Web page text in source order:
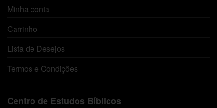
Minha conta
Carrinho
Lista de Desejos
Termos e Condições
Centro de Estudos Bíblicos